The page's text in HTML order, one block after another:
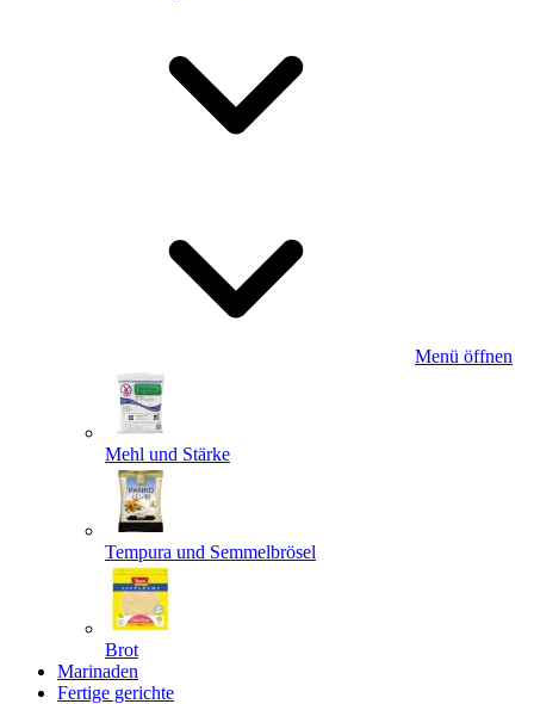
Menü öffnen
Mehl und Stärke
Tempura und Semmelbrösel
Brot
Marinaden
Fertige gerichte